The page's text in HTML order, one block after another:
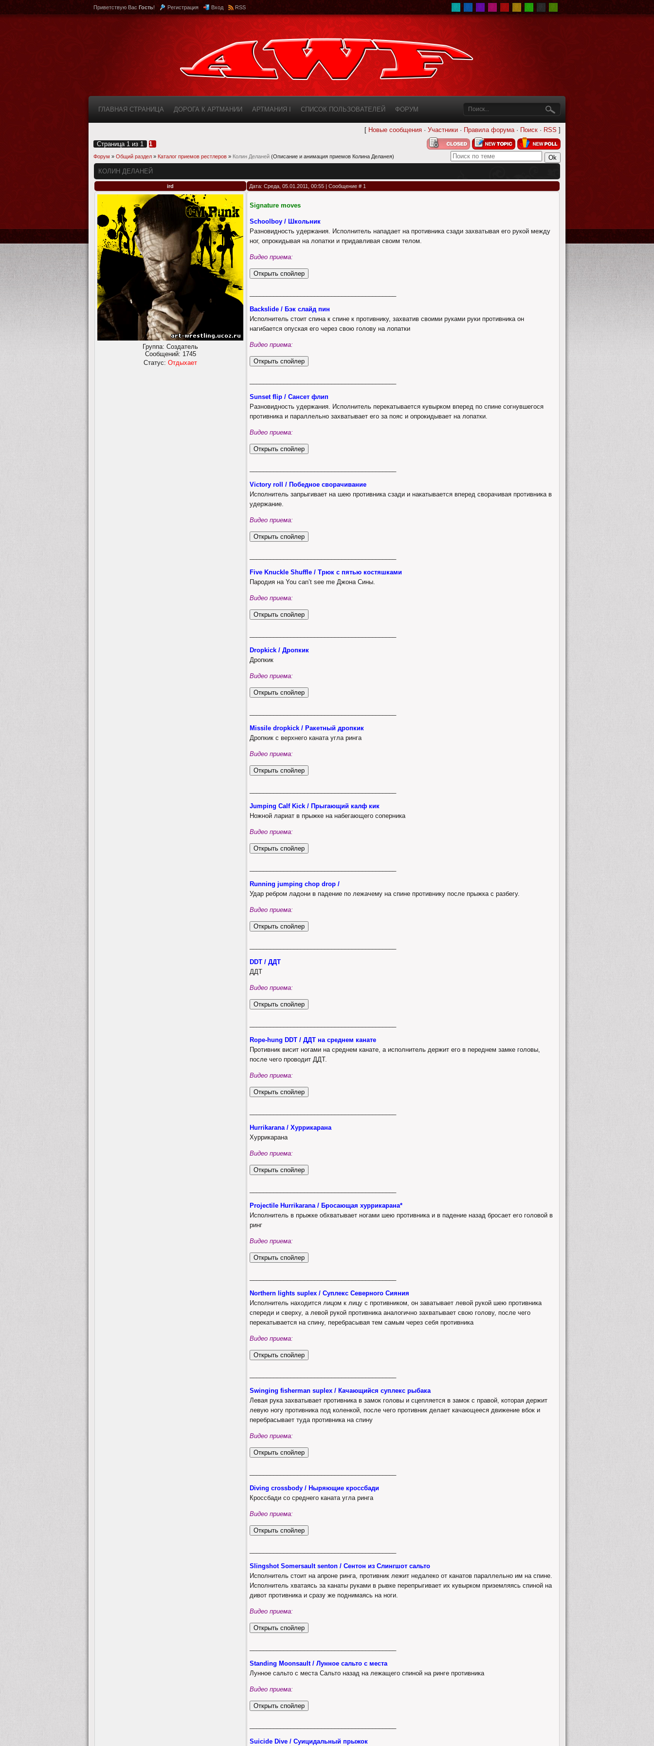
Приветствую Вас Гость! Регистрация Вход RSS
ГЛАВНАЯ СТРАНИЦА ДОРОГА К АРТМАНИИ АРТМАНИЯ I СПИСОК ПОЛЬЗОВАТЕЛЕЙ ФОРУМ
[ Новые сообщения · Участники · Правила форума· Поиск · RSS ]
Страница 1 из 1 1
Форум » Общий раздел » Каталог приемов рестлеров » Колин Деланей (Описание и анимация приемов Колина Деланея)
КОЛИН ДЕЛАНЕЙ
ird Дата: Среда, 05.01.2011, 00:55 | Сообщение # 1
Группа: Создатель
Сообщений: 1745
Статус: Отдыхает
Signature moves
Schoolboy / Школьник
Разновидность удержания. Исполнитель нападает на противника сзади захватывая его рукой между
ног, опрокидывая на лопатки и придавливая своим телом.
Видео приема:
Backslide / Бэк слайд пин
Исполнитель стоит спина к спине к противнику, захватив своими руками руки противника он
нагибается опуская его через свою голову на лопатки
Видео приема:
Sunset flip / Сансет флип
Разновидность удержания. Исполнитель перекатывается кувырком вперед по спине согнувшегося
противника и параллельно захватывает его за пояс и опрокидывает на лопатки.
Видео приема:
Victory roll / Победное сворачивание
Исполнитель запрыгивает на шею противника сзади и накатывается вперед сворачивая противника в
удержание.
Видео приема:
Five Knuckle Shuffle / Трюк с пятью костяшками
Пародия на You can’t see me Джона Сины.
Видео приема:
Dropkick / Дропкик
Дропкик
Видео приема:
Missile dropkick / Ракетный дропкик
Дропкик с верхнего каната угла ринга
Видео приема:
Jumping Calf Kick / Прыгающий калф кик
Ножной лариат в прыжке на набегающего соперника
Видео приема:
Running jumping chop drop /
Удар ребром ладони в падение по лежачему на спине противнику после прыжка с разбегу.
Видео приема:
DDT / ДДТ
ДДТ
Видео приема:
Rope-hung DDT / ДДТ на среднем канате
Противник висит ногами на среднем канате, а исполнитель держит его в переднем замке головы,
после чего проводит ДДТ.
Видео приема:
Hurrikarana / Хуррикарана
Хуррикарана
Видео приема:
Projectile Hurrikarana / Бросающая хуррикарана*
Исполнитель в прыжке обхватывает ногами шею противника и в падение назад бросает его головой в
ринг
Видео приема:
Northern lights suplex / Суплекс Северного Сияния
Исполнитель находится лицом к лицу с противником, он заватывает левой рукой шею противника
спереди и сверху, а левой рукой противника аналогично захватывает свою голову, после чего
перекатывается на спину, перебрасывая тем самым через себя противника
Видео приема:
Swinging fisherman suplex / Качающийся суплекс рыбака
Левая рука захватывает противника в замок головы и сцепляется в замок с правой, которая держит
левую ногу противника под коленкой, после чего противник делает качающееся движение вбок и
перебрасывает туда противника на спину
Видео приема:
Diving crossbody / Ныряющие кроссбади
Кроссбади со среднего каната угла ринга
Видео приема:
Slingshot Somersault senton / Сентон из Слингшот сальто
Исполнитель стоит на апроне ринга, противник лежит недалеко от канатов параллельно им на спине.
Исполнитель хватаясь за канаты руками в рывке перепрыгивает их кувырком приземляясь спиной на
дивот противника и сразу же поднимаясь на ноги.
Видео приема:
Standing Moonsault / Лунное сальто с места
Лунное сальто с места Сальто назад на лежащего спиной на ринге противника
Видео приема:
Suicide Dive / Суицидальный прыжок